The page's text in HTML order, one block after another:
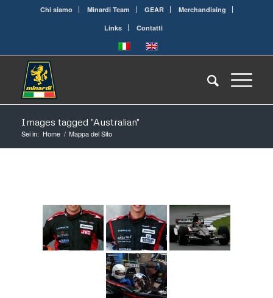
Chi siamo Minardi Team GEAR
Merchandising
Links
Contatti
Images tagged "Australian"
Sei in: Home / Mappa del Sito